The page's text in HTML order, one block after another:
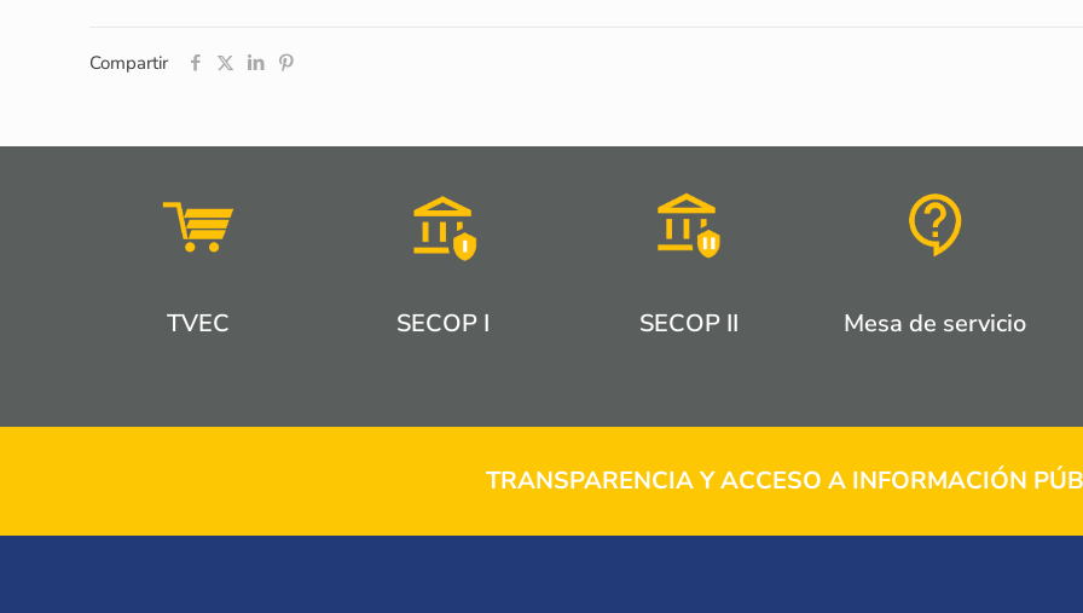
Compartir
TVEC SECOP I SECOP II Mesa de servicio
TRANSPARENCIA Y ACCESO A INFORMACIÓN